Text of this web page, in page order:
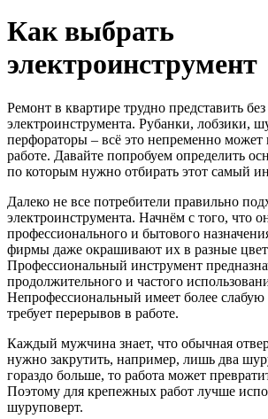
Как выбрать
электроинструмент
Ремонт в квартире трудно представить без
электроинструмента. Рубанки, лобзики,
перфораторы – всё это непременно может
работе. Давайте попробуем определить
по которым нужно отбирать этот самый
Далеко не все потребители правильно
электроинструмента. Начнём с того, что
профессионального и бытового
фирмы даже окрашивают их в разные
Профессиональный инструмент
продолжительного и частого
Непрофессиональный имеет более
требует перерывов в работе.
Каждый мужчина знает, что обычная
нужно закрутить, например, лишь два
гораздо больше, то работа может
Поэтому для крепежных работ лучше
шуруповерт.